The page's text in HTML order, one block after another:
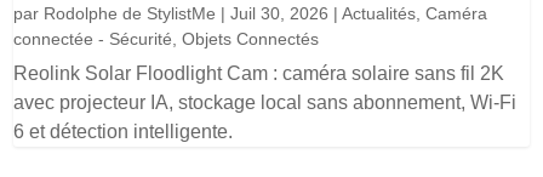
par Rodolphe de StylistMe |Juil 30, 2026 |Actualités ,Caméra
connectée - Sécurité ,Objets Connectés
Reolink Solar Floodlight Cam : caméra solaire sans fil 2K
avec projecteur IA, stockage local sans abonnement, Wi-Fi
6 et détection intelligente.